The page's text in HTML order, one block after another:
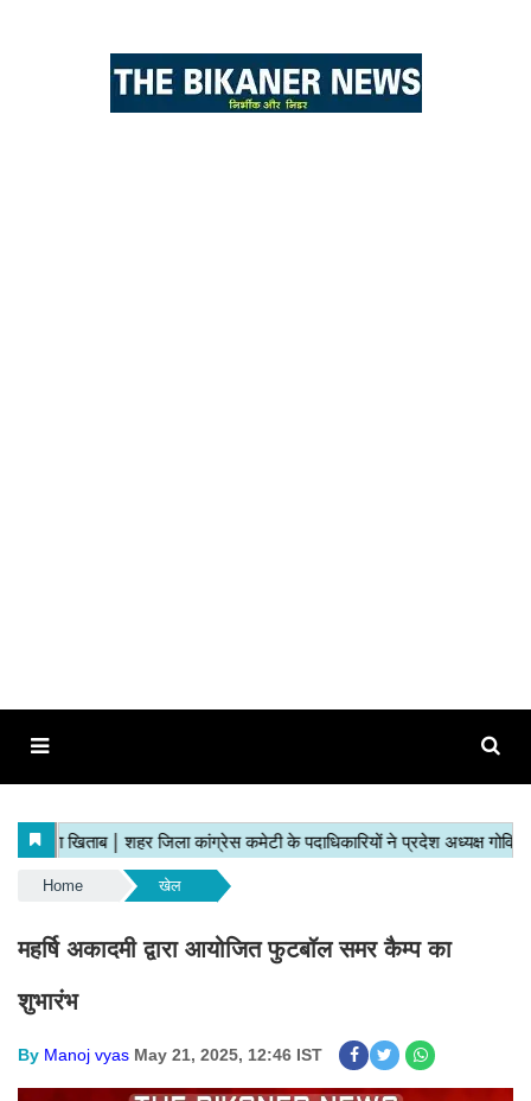
Home खेल
महर्षि अकादमी द्वारा आयोजित फुटबॉल समर कैम्प का
शुभारंभ
By Manoj vyas May 21, 2025, 12:46 IST